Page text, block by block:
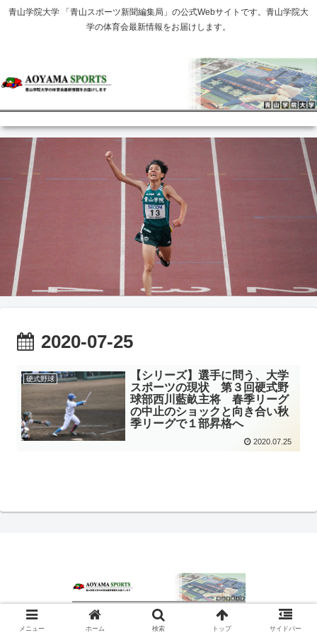
青山学院大学 「青山スポーツ新聞編集局」の公式Webサイトです。青山学院大
学の体育会最新情報をお届けします。
2020-07-25
硬式野球
【シリーズ】選手に問う、大学
スポーツの現状 第３回硬式野
球部西川藍畝主将 春季リーグ
の中止のショックと向き合い秋
季リーグで１部昇格へ
2020.07.25
© 2020 青山スポーツ.
メニュー ホーム 検索 トップ サイドバー